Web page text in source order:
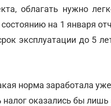
облагать нужно
на 1 января
эксплуатации до 5
норма заработала
налог оказались бы